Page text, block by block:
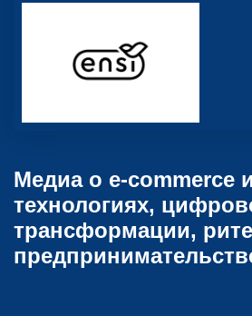
Медиа о e-commerce
технологиях,
трансформации,